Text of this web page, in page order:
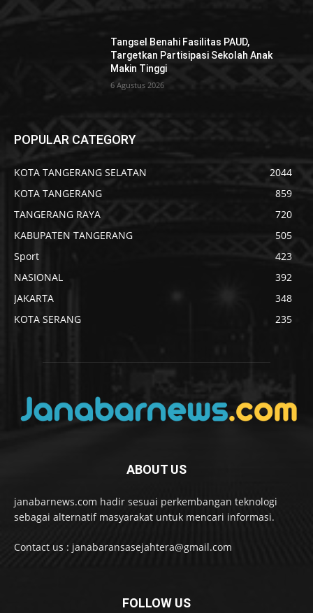
Tangsel Benahi Fasilitas PAUD,
Targetkan Partisipasi Sekolah Anak
Makin Tinggi
6 Agustus 2026
POPULAR CATEGORY
KOTA TANGERANG SELATAN
2044
KOTA TANGERANG
859
TANGERANG RAYA
720
KABUPATEN TANGERANG
505
Sport
423
NASIONAL
392
JAKARTA
348
KOTA SERANG
235
ABOUT US
janabarnews.com hadir sesuai perkembangan teknologi
sebagai alternatif masyarakat untuk mencari informasi.
Contact us : janabaransasejahtera@gmail.com
FOLLOW US